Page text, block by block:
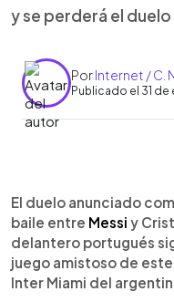
y se perderá el duelo
PorInternet / C.
Publicado el 31
► Escuchar
El duelo anunciado
baile entre Messi y
delantero portugués
juego amistoso de
Inter Miami del